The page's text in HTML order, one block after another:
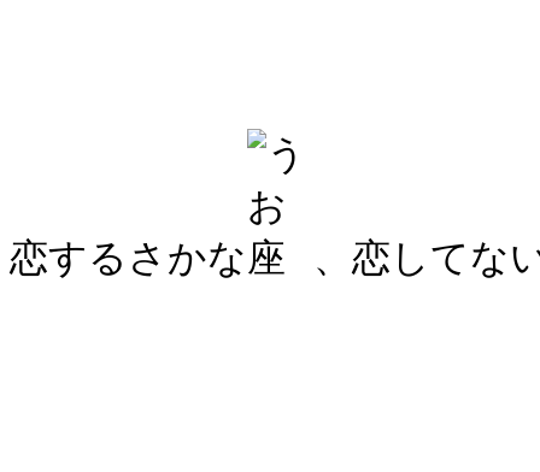
恋するさかな 、恋してな